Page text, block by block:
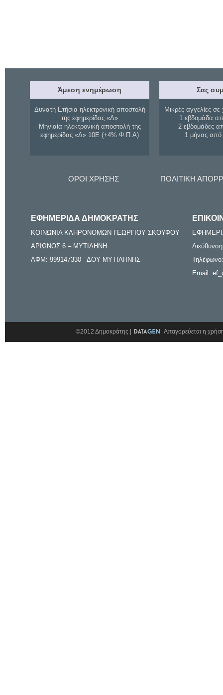
Άμεση ενημέρωση
Δυνατή Ετήσια ηλεκτρονική αποστολή
της εφημερίδας «Δ»
Μηνιαία ηλεκτρονική αποστολή της
εφημερίδας «Δ» 10Ε (+4% Φ.Π.Α)
Σας
Μικρές αγγελίες σε
1 εβδομάδα
2 εβδομάδες
1 μήνας
ΟΡΟΙ ΧΡΗΣΗΣ ΠΟΛΙΤΙΚΗ
ΕΦΗΜΕΡΙΔΑ ΔΗΜΟΚΡΑΤΗΣ
ΚΟΙΝΩΝΙΑ ΚΛΗΡΟΝΟΜΩΝ ΓΕΩΡΓΙΟΥ ΣΚΟΥΦΟΥ
ΑΡΙΩΝΟΣ 6 – ΜΥΤΙΛΗΝΗ
ΑΦΜ: 999147330 - ΔΟΥ ΜΥΤΙΛΗΝΗΣ
Email:
©2012 Δημοκράτης | Απαγορεύεται η